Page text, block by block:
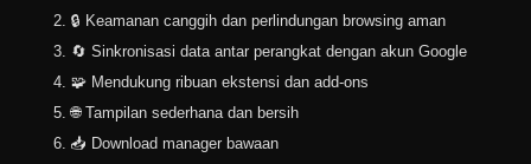
🔒 Keamanan canggih dan perlindungan browsing aman
🔄 Sinkronisasi data antar perangkat dengan akun Google
🧩 Mendukung ribuan ekstensi dan add-ons
🌐 Tampilan sederhana dan bersih
📥 Download manager bawaan